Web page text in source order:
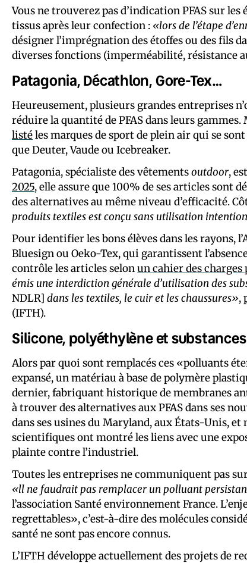
Vous ne trouverez pas d’indication PFAS sur
tissus après leur confection : «lors de l’étape
désigner l’imprégnation des étoffes ou des fils
diverses fonctions (imperméabilité, résistance
Patagonia, Décathlon, Gore-Tex…
Heureusement, plusieurs grandes entreprises
réduire la quantité de PFAS dans leurs
listéles marques de sport de plein air qui se
que Deuter, Vaude ou Icebreaker.
Patagonia, spécialiste des vêtementsoutdoor,
2025, elle assure que 100% de ses articles sont
des alternatives au même niveau d’efficacité.
produits textiles est conçu sans utilisation
Pour identifier les bons élèves dans les rayons,
Bluesign ou Oeko-Tex, qui garantissent
contrôle les articles selonun cahier des
émis une interdiction générale d’utilisation des
NDLR] dans les textiles, le cuir et les chaussures»,
(IFTH).
Silicone, polyéthylène et
Alors par quoi sont remplacés ces «polluants
expansé, un matériau à base de polymère
dernier, fabriquant historique de membranes
à trouver des alternatives aux PFAS dans ses
dans ses usines du Maryland, aux États-Unis, et
scientifiques ont montré les liens avec une
plainte contre l’industriel.
Toutes les entreprises ne communiquent pas
«ll ne faudrait pas remplacer un polluant
l’association Santé environnement France.
regrettables», c’est-à-dire des molécules
santé ne sont pas encore connus.
L’IFTH développe actuellement des projets de